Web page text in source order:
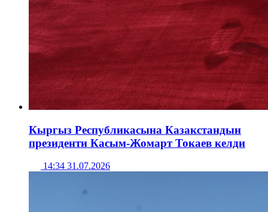
Кыргыз Республикасына Казакстандын
президенти Касым-Жомарт Токаев келди
14:34 31.07.2026